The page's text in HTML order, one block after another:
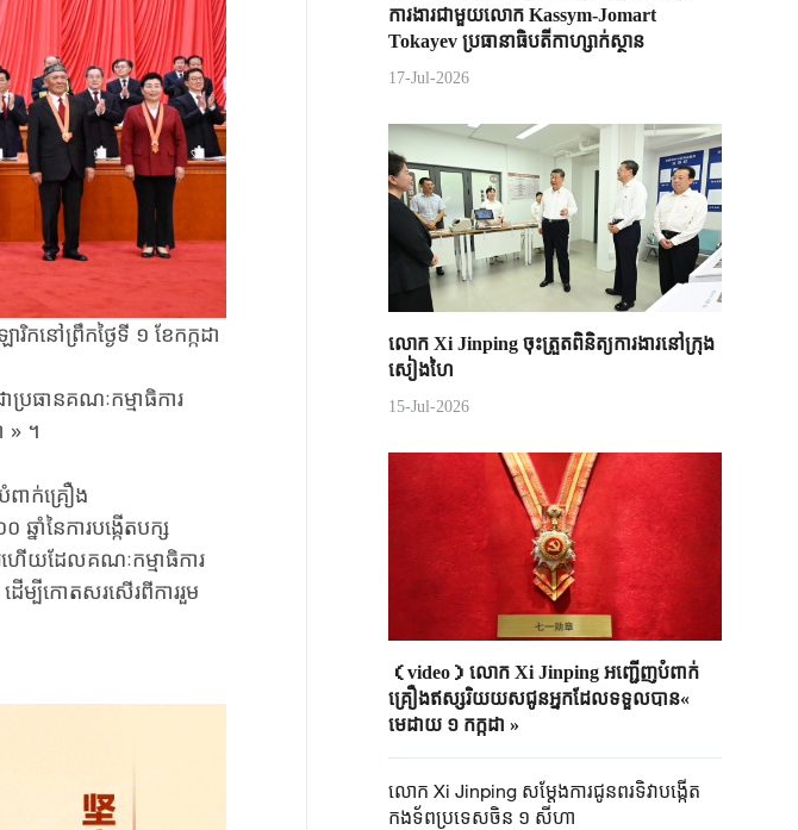
កនៅព្រឹកថ្ងៃទី ១ ខែកក្កដា
រធានគណៈកម្មាធិការ​
» ។
ពាក់គ្រឿង
ាំនៃការបង្កើតបក្ស
ើយ​​ដែលគណៈកម្មាធិការ
ម្បី​កោត​​សរសើរពី​ការ​​រួម
ការងារជាមួយ​លោក Kassym-Jomart ​
Tokayev ​ប្រធានាធិបតី​កាហ្សាក់ស្ថាន​
17-Jul-2026
លោក Xi Jinping ចុះត្រួតពិនិត្យការងារនៅក្រុង
សៀងហៃ
15-Jul-2026
（video）លោក Xi Jinping អញ្ជើញបំពាក់
គ្រឿងឥស្សរិយយសជូន​អ្នកដែលទទួលបាន«
មេដាយ ១ កក្កដា »
លោក Xi Jinping សម្តែងការជូនពរទិវាបង្កើត
កងទ័ពប្រទេសចិន ១ សីហា